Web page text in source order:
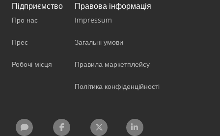
Підприємство
Про нас
Прес
Робочі місця
Правова інформація
Impressum
Загальні умови
Правила маркетплейсу
Політика конфіденційності